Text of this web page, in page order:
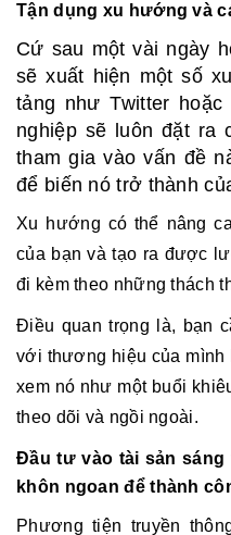
Tận dụng xu hướng và
Cứ sau một vài ngày
sẽ xuất hiện một số
tảng như Twitter hoặc
nghiệp sẽ luôn đặt ra
tham gia vào vấn đề
để biến nó trở thành
Xu hướng có thể nâng
của bạn và tạo ra được
đi kèm theo những thách
Điều quan trọng là, bạn
với thương hiệu của mình
xem nó như một buổi
theo dõi và ngồi ngoài.
Đầu tư vào tài sản
khôn ngoan để thành
Phương tiện truyền